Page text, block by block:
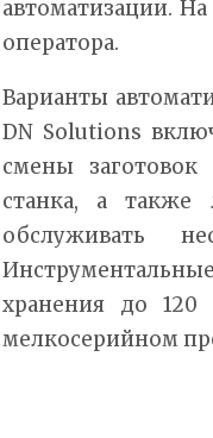
автоматизации.
оператора.
Варианты
DN Solutions
смены
станка, а также
обслуживать
хранения до 120
мелкосерийном